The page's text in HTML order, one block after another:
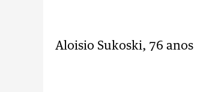
Aloisio Sukoski, 76 anos